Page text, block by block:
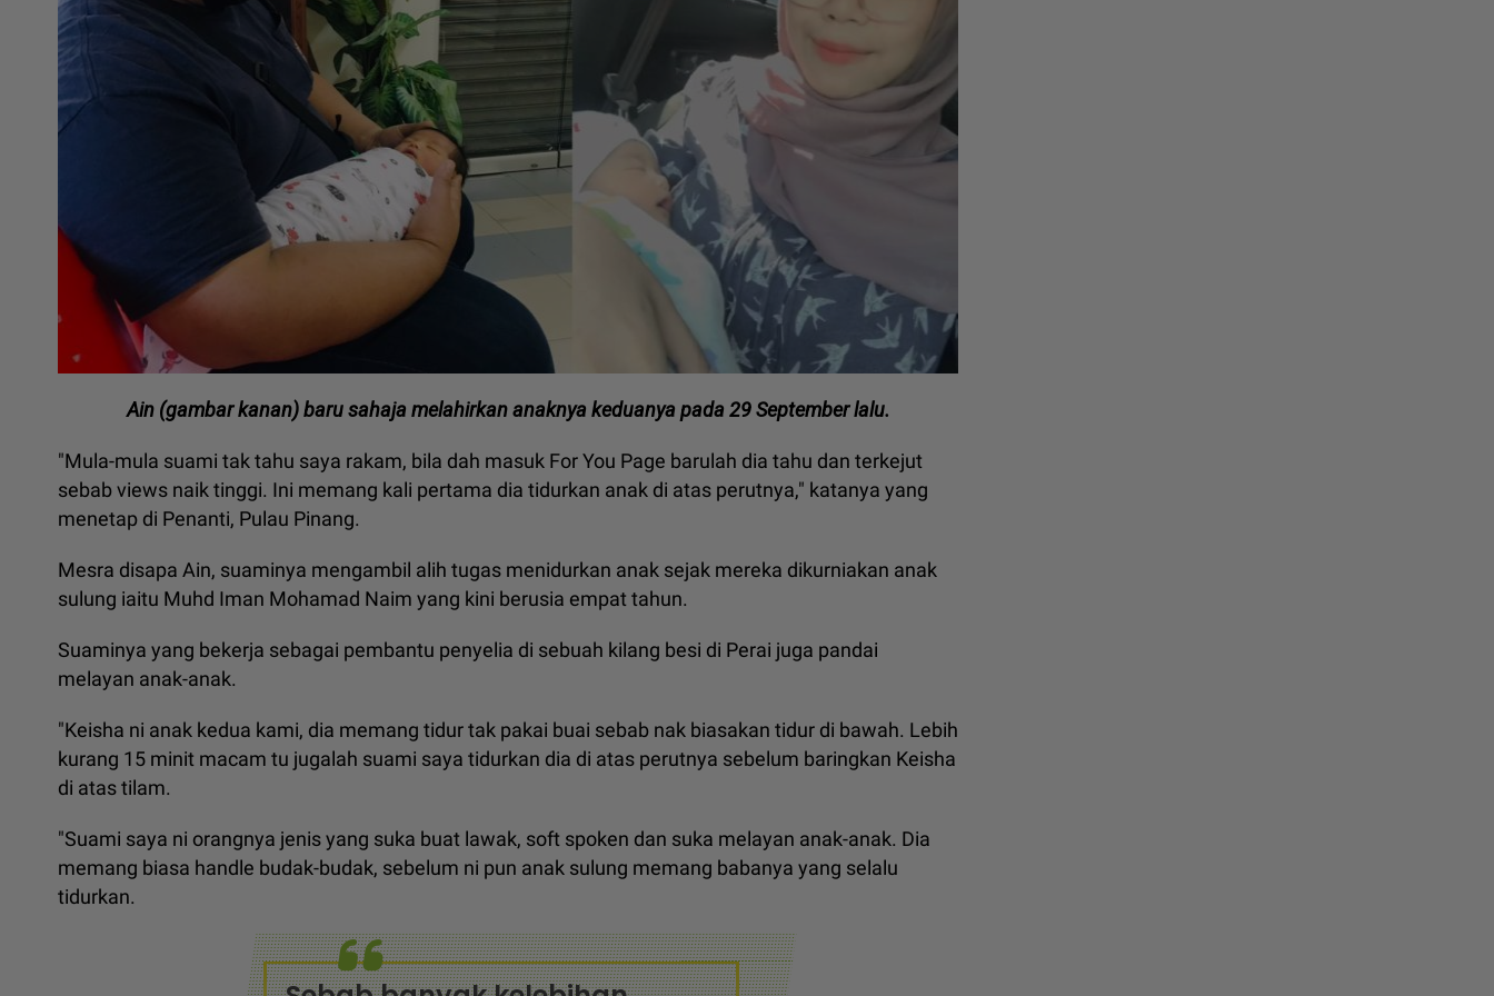
Ain (gambar kanan) baru sahaja melahirkan anaknya keduanya pada 29 September lalu.
"Mula-mula suami tak tahu saya rakam, bila dah masuk For You Page barulah dia tahu dan terkejut
sebab views naik tinggi. Ini memang kali pertama dia tidurkan anak di atas perutnya," katanya yang
menetap di Penanti, Pulau Pinang.
Mesra disapa Ain, suaminya mengambil alih tugas menidurkan anak sejak mereka dikurniakan anak
sulung iaitu Muhd Iman Mohamad Naim yang kini berusia empat tahun.
Suaminya yang bekerja sebagai pembantu penyelia di sebuah kilang besi di Perai juga pandai
melayan anak-anak.
"Keisha ni anak kedua kami, dia memang tidur tak pakai buai sebab nak biasakan tidur di bawah. Lebih
kurang 15 minit macam tu jugalah suami saya tidurkan dia di atas perutnya sebelum baringkan Keisha
di atas tilam.
"Suami saya ni orangnya jenis yang suka buat lawak, soft spoken dan suka melayan anak-anak. Dia
memang biasa handle budak-budak, sebelum ni pun anak sulung memang babanya yang selalu
tidurkan.